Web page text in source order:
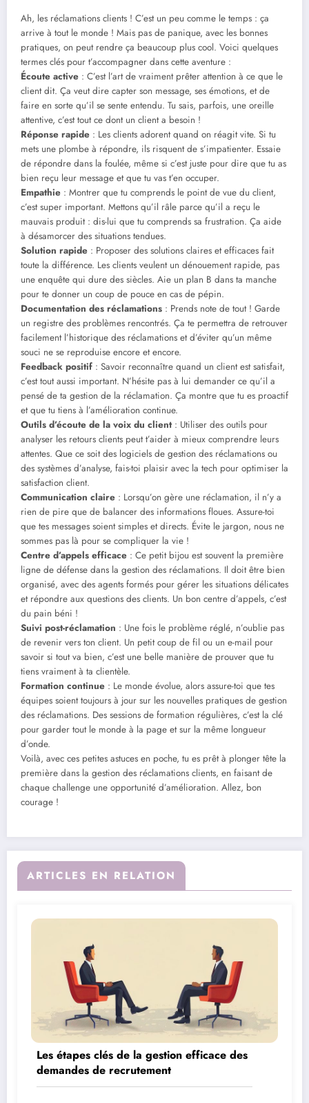
Ah, les réclamations clients ! C’est un peu comme le temps : ça
arrive à tout le monde ! Mais pas de panique, avec les bonnes
pratiques, on peut rendre ça beaucoup plus cool. Voici quelques
termes clés pour t’accompagner dans cette aventure :
Écoute active : C’est l’art de vraiment prêter attention à ce que le
client dit. Ça veut dire capter son message, ses émotions, et de
faire en sorte qu’il se sente entendu. Tu sais, parfois, une oreille
attentive, c’est tout ce dont un client a besoin !
Réponse rapide : Les clients adorent quand on réagit vite. Si tu
mets une plombe à répondre, ils risquent de s’impatienter. Essaie
de répondre dans la foulée, même si c’est juste pour dire que tu as
bien reçu leur message et que tu vas t’en occuper.
Empathie : Montrer que tu comprends le point de vue du client,
c’est super important. Mettons qu’il râle parce qu’il a reçu le
mauvais produit : dis-lui que tu comprends sa frustration. Ça aide
à désamorcer des situations tendues.
Solution rapide : Proposer des solutions claires et efficaces fait
toute la différence. Les clients veulent un dénouement rapide, pas
une enquête qui dure des siècles. Aie un plan B dans ta manche
pour te donner un coup de pouce en cas de pépin.
Documentation des réclamations : Prends note de tout ! Garde
un registre des problèmes rencontrés. Ça te permettra de retrouver
facilement l’historique des réclamations et d’éviter qu’un même
souci ne se reproduise encore et encore.
Feedback positif : Savoir reconnaître quand un client est satisfait,
c’est tout aussi important. N’hésite pas à lui demander ce qu’il a
pensé de ta gestion de la réclamation. Ça montre que tu es proactif
et que tu tiens à l’amélioration continue.
Outils d’écoute de la voix du client: Utiliser des outils pour
analyser les retours clients peut t’aider à mieux comprendre leurs
attentes. Que ce soit des logiciels de gestion des réclamations ou
des systèmes d’analyse, fais-toi plaisir avec la tech pour optimiser la
satisfaction client.
Communication claire : Lorsqu’on gère une réclamation, il n’y a
rien de pire que de balancer des informations floues. Assure-toi
que tes messages soient simples et directs. Évite le jargon, nous ne
sommes pas là pour se compliquer la vie !
Centre d’appels efficace : Ce petit bijou est souvent la première
ligne de défense dans la gestion des réclamations. Il doit être bien
organisé, avec des agents formés pour gérer les situations délicates
et répondre aux questions des clients. Un bon centre d’appels, c’est
du pain béni !
Suivi post-réclamation : Une fois le problème réglé, n’oublie pas
de revenir vers ton client. Un petit coup de fil ou un e-mail pour
savoir si tout va bien, c’est une belle manière de prouver que tu
tiens vraiment à ta clientèle.
Formation continue : Le monde évolue, alors assure-toi que tes
équipes soient toujours à jour sur les nouvelles pratiques de gestion
des réclamations. Des sessions de formation régulières, c’est la clé
pour garder tout le monde à la page et sur la même longueur
d’onde.
Voilà, avec ces petites astuces en poche, tu es prêt à plonger tête la
première dans la gestion des réclamations clients, en faisant de
chaque challenge une opportunité d’amélioration. Allez, bon
courage !
ARTICLES EN RELATION
Les étapes clés de la gestion efficace des
demandes de recrutement